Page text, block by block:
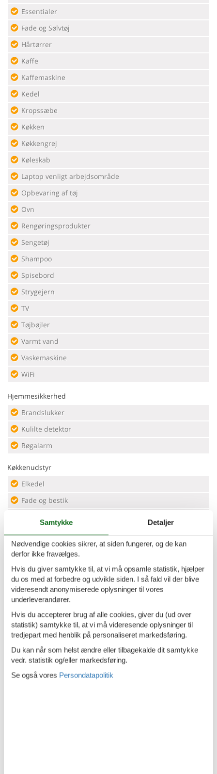
Essentialer
Fade og Sølvtøj
Hårtørrer
Kaffe
Kaffemaskine
Kedel
Kropssæbe
Køkken
Køkkengrej
Køleskab
Laptop venligt arbejdsområde
Opbevaring af tøj
Ovn
Rengøringsprodukter
Sengetøj
Shampoo
Spisebord
Strygejern
TV
Tøjbøjler
Varmt vand
Vaskemaskine
WiFi
Hjemmesikkerhed
Brandslukker
Kulilte detektor
Røgalarm
Køkkenudstyr
Elkedel
Fade og bestik
Kaffe
Kaffemaskine
Køleskab - Fryser
Ovn
Parkfaciliteter
Førstehjælp
Kulilte detektor
Rengøringsprodukter
Rundt om huset
Samtykke Detaljer
Nødvendige cookies sikrer, at siden fungerer, og de kan
derfor ikke fravælges.
Hvis du giver samtykke til, at vi må opsamle statistik, hjælper
du os med at forbedre og udvikle siden. I så fald vil der blive
videresendt anonymiserede oplysninger til vores
underleverandører.
Hvis du accepterer brug af alle cookies, giver du (ud over
statistik) samtykke til, at vi må videresende oplysninger til
tredjepart med henblik på personaliseret markedsføring.
Du kan når som helst ændre eller tilbagekalde dit samtykke
vedr. statistik og/eller markedsføring.
Se også vores Persondatapolitik